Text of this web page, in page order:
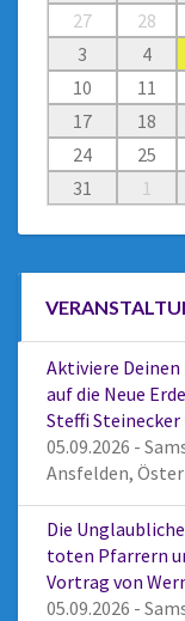
27
28
3
4
10
11
17
18
24
25
31
1
Aktiviere
auf die Neue
Steffi Steinecker
05.09.2026 -
Ansfelden,
Die
toten Pfarrern
Vortrag von
05.09.2026 -